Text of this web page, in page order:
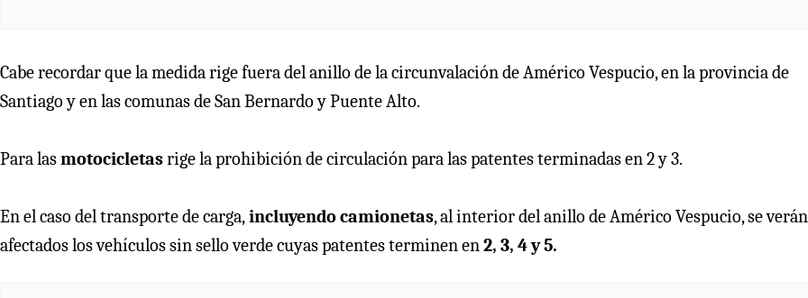
Cabe recordar que la medida rige fuera del anillo de la circunvalación de Américo Vespucio, en la provincia de
Santiago y en las comunas de San Bernardo y Puente Alto.
Para lasmotocicletasrige la prohibición de circulación para las patentes terminadas en 2 y 3.
En el caso del transporte de carga,incluyendo camionetas, al interior del anillo de Américo Vespucio, se verán
afectados los vehículos sin sello verde cuyas patentes terminen en2, 3, 4 y 5.